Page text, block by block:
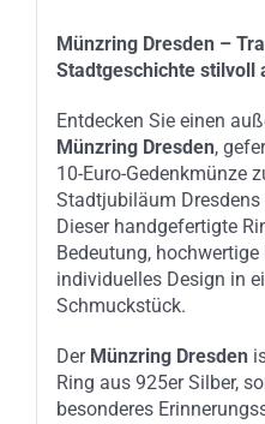
Münzring Dresden –
Stadtgeschichte stilvoll
Entdecken Sie einen
Münzring Dresden,
10-Euro-Gedenkmünze
Stadtjubiläum
Dieser handgefertigte
Bedeutung,
individuelles Design in
Schmuckstück.
Der Münzring Dresden
Ring aus 925er Silber,
besonderes